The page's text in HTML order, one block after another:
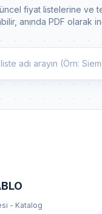
fiyat listelerine ve
anında PDF olarak
- Katalog